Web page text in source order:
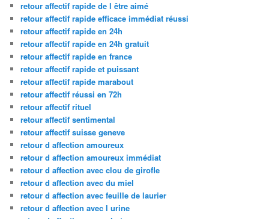
retour affectif rapide de l être aimé
retour affectif rapide efficace immédiat réussi
retour affectif rapide en 24h
retour affectif rapide en 24h gratuit
retour affectif rapide en france
retour affectif rapide et puissant
retour affectif rapide marabout
retour affectif réussi en 72h
retour affectif rituel
retour affectif sentimental
retour affectif suisse geneve
retour d affection amoureux
retour d affection amoureux immédiat
retour d affection avec clou de girofle
retour d affection avec du miel
retour d affection avec feuille de laurier
retour d affection avec l urine